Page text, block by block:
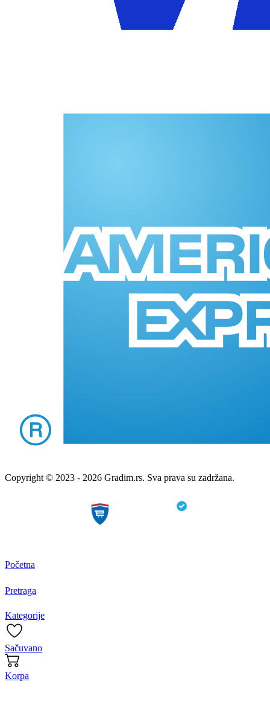
Copyright © 2023 - 2026 Gradim.rs. Sva prava su zadržana.
Početna
Pretraga
Kategorije
Sačuvano
Korpa